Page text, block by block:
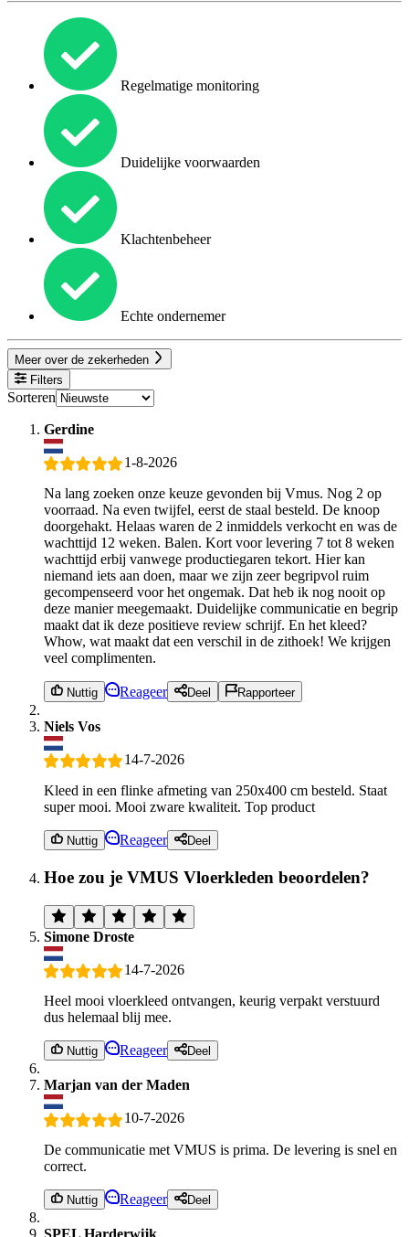
Regelmatige monitoring
Duidelijke voorwaarden
Klachtenbeheer
Echte ondernemer
Meer over de zekerheden
Filters
Sorteren
Gerdine
1-8-2026
Na lang zoeken onze keuze gevonden bij Vmus. Nog 2 op
voorraad. Na even twijfel, eerst de staal besteld. De knoop
doorgehakt. Helaas waren de 2 inmiddels verkocht en was de
wachttijd 12 weken. Balen. Kort voor levering 7 tot 8 weken
wachttijd erbij vanwege productiegaren tekort. Hier kan
niemand iets aan doen, maar we zijn zeer begripvol ruim
gecompenseerd voor het ongemak. Dat heb ik nog nooit op
deze manier meegemaakt. Duidelijke communicatie en begrip
maakt dat ik deze positieve review schrijf. En het kleed?
Whow, wat maakt dat een verschil in de zithoek! We krijgen
veel complimenten.
Nuttig Reageer Deel Rapporteer
Niels Vos
14-7-2026
Kleed in een flinke afmeting van 250x400 cm besteld. Staat
super mooi. Mooi zware kwaliteit. Top product
Nuttig Reageer Deel
Hoe zou je VMUS Vloerkleden beoordelen?
Simone Droste
14-7-2026
Heel mooi vloerkleed ontvangen, keurig verpakt verstuurd
dus helemaal blij mee.
Nuttig Reageer Deel
Marjan van der Maden
10-7-2026
De communicatie met VMUS is prima. De levering is snel en
correct.
Nuttig Reageer Deel
SPEL Harderwijk